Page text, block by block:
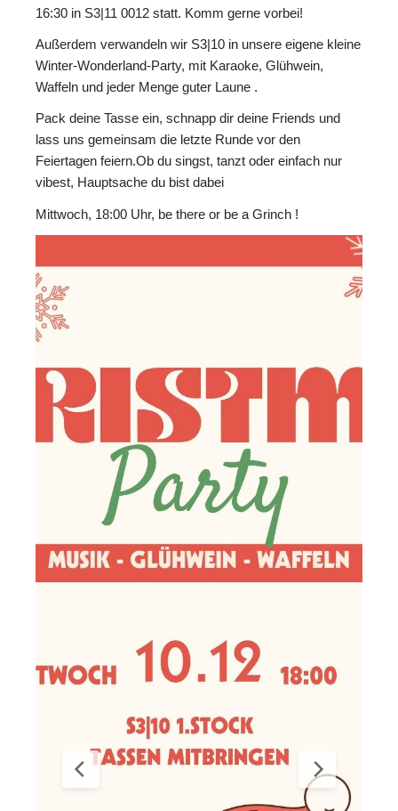
16:30 in S3|11 0012 statt. Komm gerne vorbei!
Außerdem verwandeln wir S3|10 in unsere eigene kleine
Winter-Wonderland-Party, mit Karaoke, Glühwein,
Waffeln und jeder Menge guter Laune .
Pack deine Tasse ein, schnapp dir deine Friends und
lass uns gemeinsam die letzte Runde vor den
Feiertagen feiern.Ob du singst, tanzt oder einfach nur
vibest, Hauptsache du bist dabei
Mittwoch, 18:00 Uhr, be there or be a Grinch !